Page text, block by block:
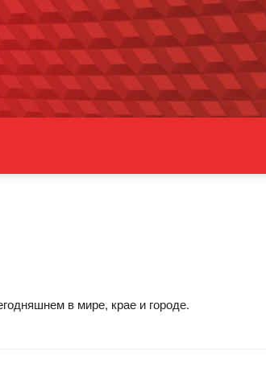
в мире, крае и городе.